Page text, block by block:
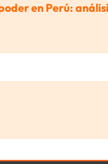
en Perú: